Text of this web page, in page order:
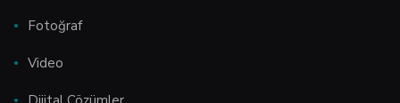
Fotoğraf
Video